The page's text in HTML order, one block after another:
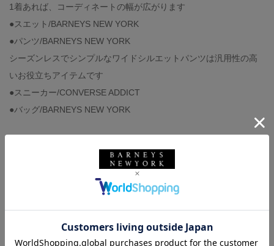
1着あれば、コーディネートの幅が広がります
●スエット/BARNEYS NEW YORK
●パンツ/BARNEYS NEW YORK
シーズンレスでシンプルなワイドシルエットパンツは汎用性の高
いお役立ちアイテムです
●スニーカー/CONVERSE ADDICT
●バッグ/BARNEYS NEW YORK
BARNEYS NEW YORK
バーニーズ ニューヨーク横浜店
カジュアルジャケット スエット
スニーカー スニーカーコーデ コンバース アディクト